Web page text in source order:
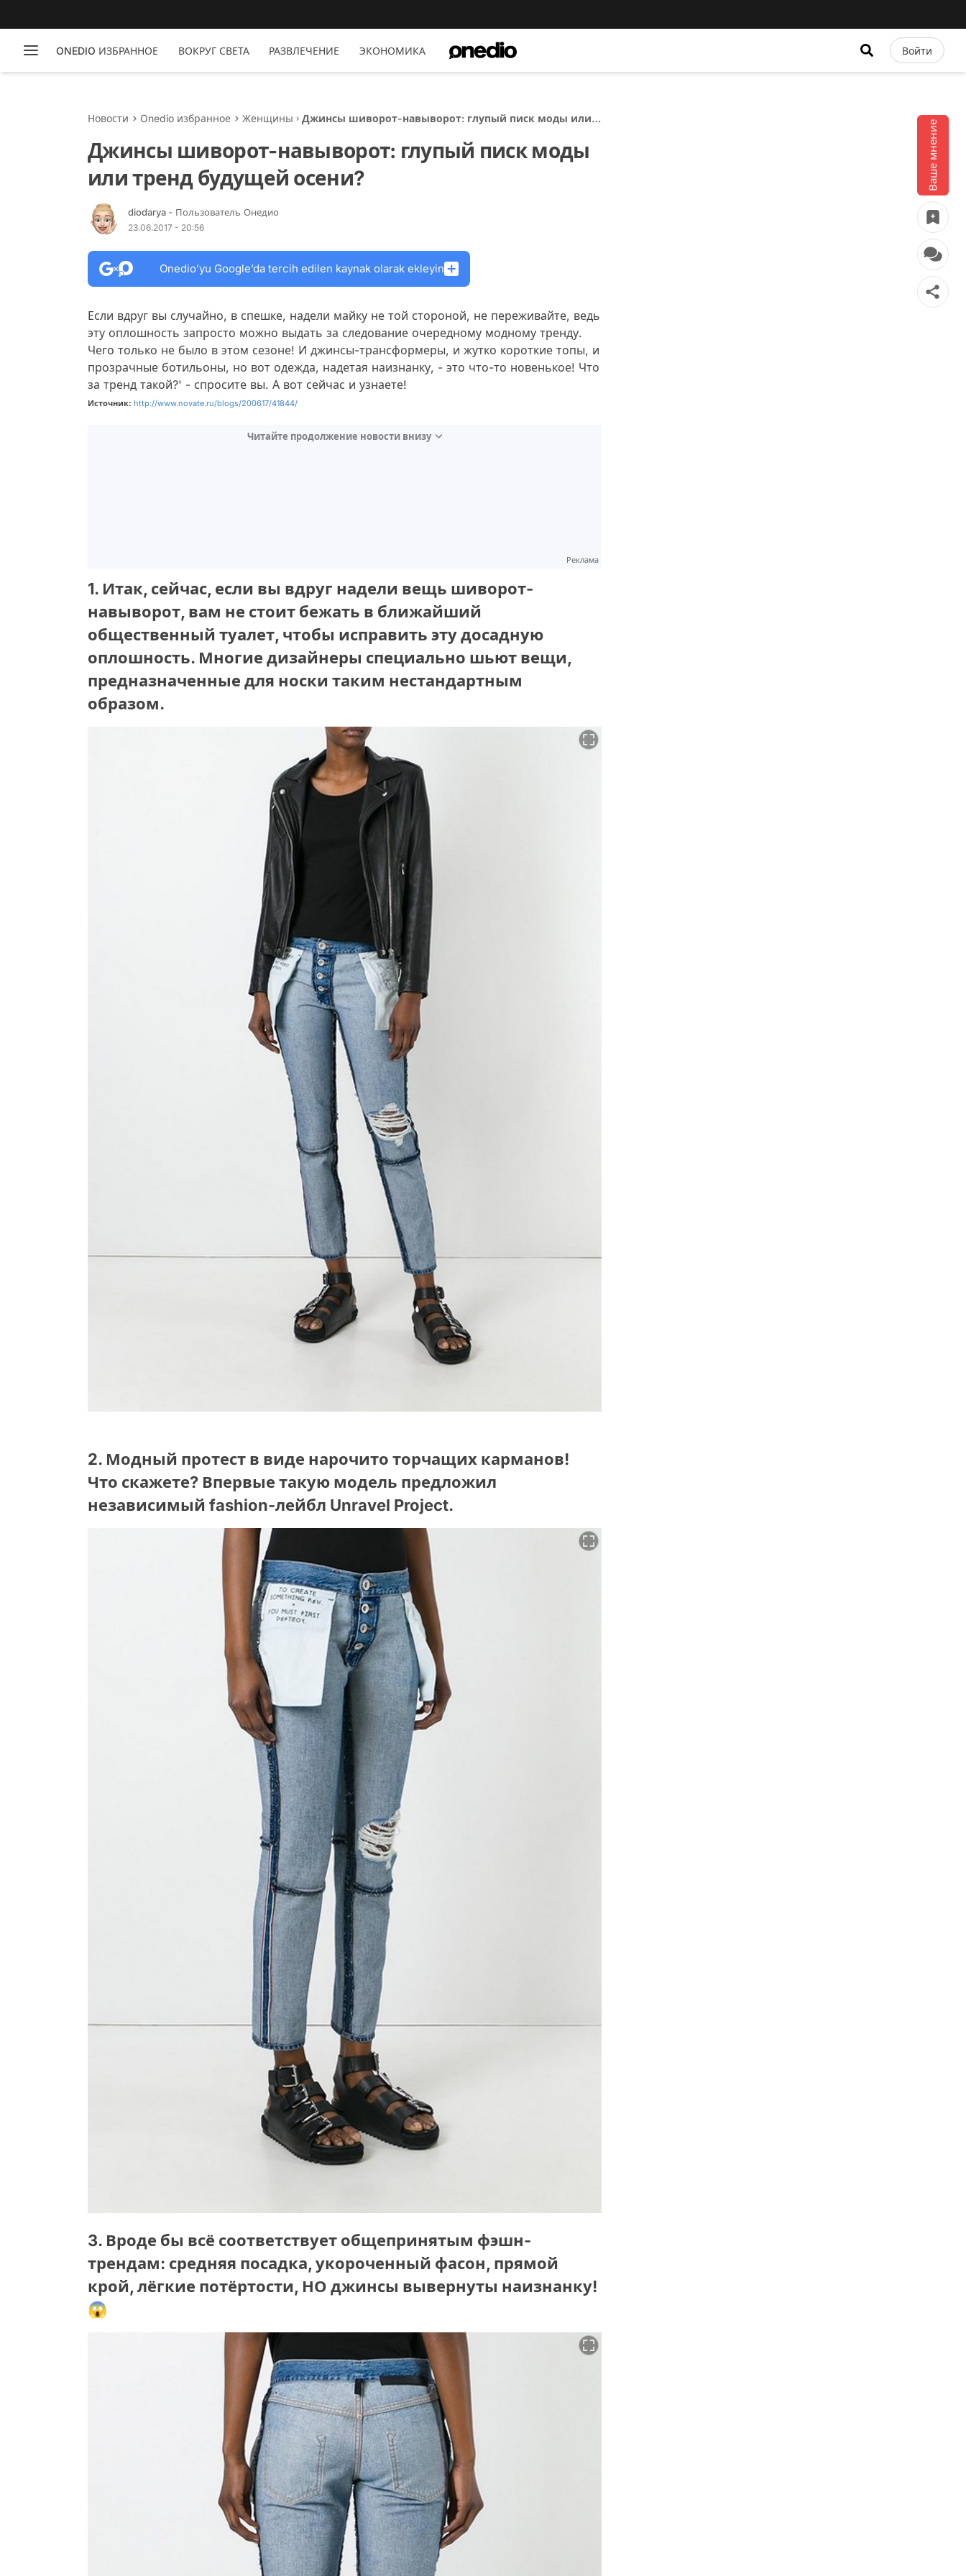
ONEDIO ИЗБРАННОЕ ВОКРУГ СВЕТА РАЗВЛЕЧЕНИЕ ЭКОНОМИКА Войти
Ваше мнение
Новости Onedio избранное Женщины
Джинсы шиворот-навыворот: глупый писк моды или
Джинсы шиворот-навыворот: глупый писк моды
или тренд будущей осени?
diodarya - Пользователь Онедио
23.06.2017 - 20:56
Onedio’yu Google’da tercih edilen kaynak olarak ekleyin
Если вдруг вы случайно, в спешке, надели майку не той стороной, не переживайте, ведь
эту оплошность запросто можно выдать за следование очередному модному тренду.
Чего только не было в этом сезоне! И джинсы-трансформеры, и жутко короткие топы, и
прозрачные ботильоны, но вот одежда, надетая наизнанку, - это что-то новенькое! Что
за тренд такой?' - спросите вы. А вот сейчас и узнаете!
Источник: http://www.novate.ru/blogs/200617/41844/
Читайте продолжение новости внизу
Реклама
1. Итак, сейчас, если вы вдруг надели вещь шиворот-
навыворот, вам не стоит бежать в ближайший
общественный туалет, чтобы исправить эту досадную
оплошность. Многие дизайнеры специально шьют вещи,
предназначенные для носки таким нестандартным
образом.
2. Модный протест в виде нарочито торчащих карманов!
Что скажете? Впервые такую модель предложил
независимый fashion-лейбл Unravel Project.
3. Вроде бы всё соответствует общепринятым фэшн-
трендам: средняя посадка, укороченный фасон, прямой
крой, лёгкие потёртости, НО джинсы вывернуты наизнанку!
😱